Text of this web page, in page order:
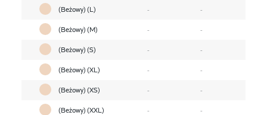
(Beżowy) (L)
-
-
(Beżowy) (M)
-
-
(Beżowy) (S)
-
-
(Beżowy) (XL)
-
-
(Beżowy) (XS)
-
-
(Beżowy) (XXL)
-
-